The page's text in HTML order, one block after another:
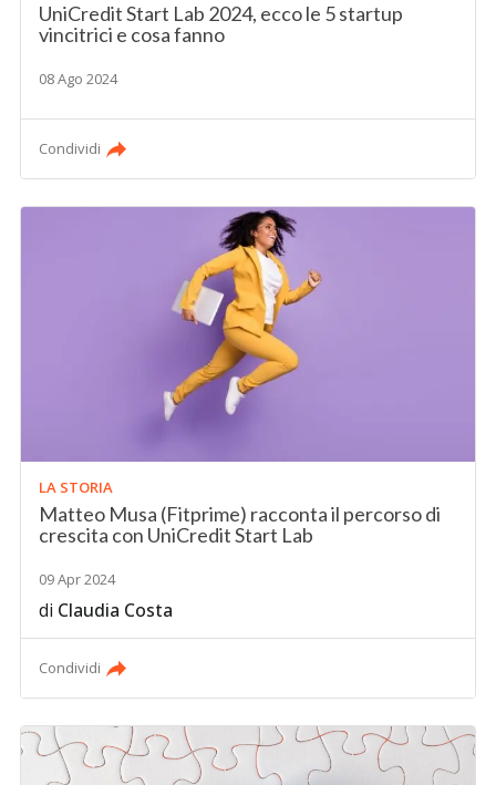
UniCredit Start Lab 2024, ecco le 5 startup
vincitrici e cosa fanno
08 Ago 2024
Condividi
LA STORIA
Matteo Musa (Fitprime) racconta il percorso di
crescita con UniCredit Start Lab
09 Apr 2024
di Claudia Costa
Condividi